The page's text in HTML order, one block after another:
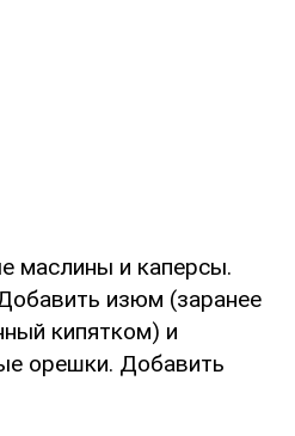
маслины и каперсы.
изюм (заранее
кипятком) и
орешки. Добавить